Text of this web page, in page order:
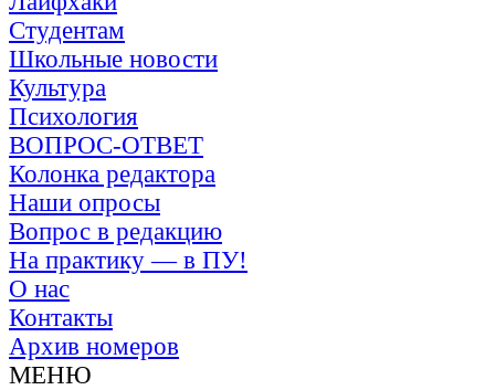
Студентам
Школьные новости
Культура
Психология
ВОПРОС-ОТВЕТ
Колонка редактора
Наши опросы
Вопрос в редакцию
На практику — в ПУ!
О нас
Контакты
Архив номеров
МЕНЮ